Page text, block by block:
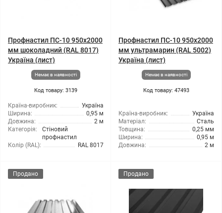
Профнастил ПС-10 950x2000
мм шоколадний (RAL 8017)
Україна (лист)
Немає в наявності
Код товару: 3139
Країна-виробник:
Україна
Ширина:
0,95 м
Довжина:
2 м
Категорія:
Стіновий
профнастил
Колір (RAL):
RAL 8017
Профнастил ПС-10 950x2000
мм ультрамарин (RAL 5002)
Україна (лист)
Немає в наявності
Код товару: 47493
Країна-виробник:
Україна
Матеріал:
Сталь
Товщина:
0,25 мм
Ширина:
0,95 м
Довжина:
2 м
Продано Продано